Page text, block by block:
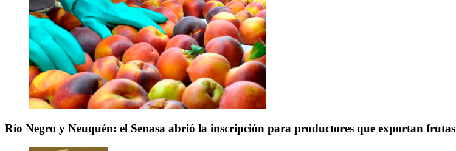
Río Negro y Neuquén: el Senasa abrió la inscripción para productores que exportan frutas